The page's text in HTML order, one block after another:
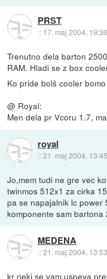
PRST
:: 17. maj 2004, 19:36
Trenutno dela barton
RAM. Hladi se z box
Ko pride bolš cooler
@ Royal:
Men dela pr Vcoru 1.7,
royal
::21. maj 2004, 13:45
Jo,mem tudi ne gre vec
twinmos 512x1 za cirka
pa se napajalnik lc power
komponente sam bartona
MEDENA
::21. maj 2004, 13:53
kr neki se vam uspeva